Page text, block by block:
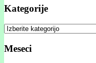
Kategorije
Kategorije
Meseci